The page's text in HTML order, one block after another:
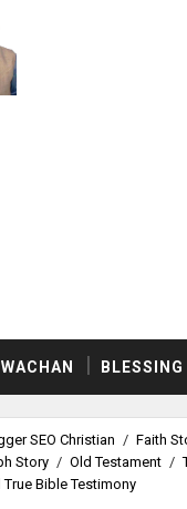
WACHAN BLESSING
SEO Christian / Faith
Story / Old Testament /
True Bible Testimony